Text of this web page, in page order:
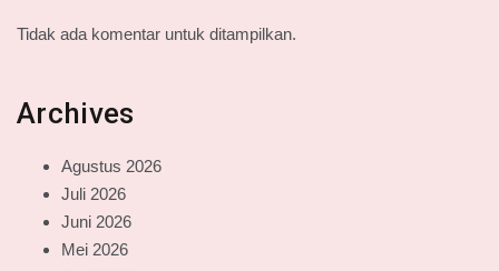
Tidak ada komentar untuk ditampilkan.
Archives
Agustus 2026
Juli 2026
Juni 2026
Mei 2026